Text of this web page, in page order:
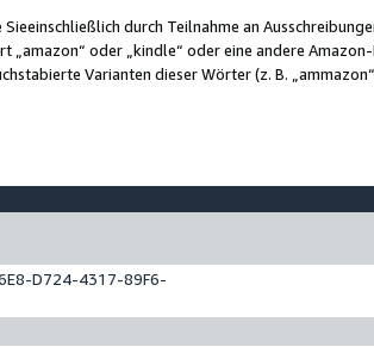
durch Teilnahme an
oder „kindle“ oder eine andere
Varianten dieser Wörter (z. B.
D724-4317-89F6-